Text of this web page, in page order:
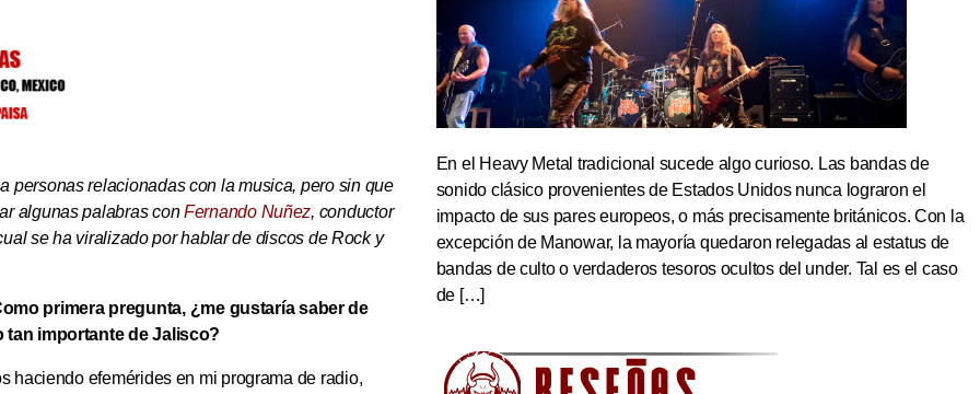
personas relacionadas con la musica, pero sin que
algunas palabras conFernando Nuñez, conductor
se ha viralizado por hablar de discos de Rock y
primera pregunta, ¿me gustaría saber de
importante de Jalisco?
haciendo efemérides en mi programa de radio,
En el Heavy Metal tradicional sucede algo curioso. Las bandas de
sonido clásico provenientes de Estados Unidos nunca lograron el
impacto de sus pares europeos, o más precisamente británicos. Con la
excepción de Manowar, la mayoría quedaron relegadas al estatus de
bandas de culto o verdaderos tesoros ocultos del under. Tal es el caso
de […]